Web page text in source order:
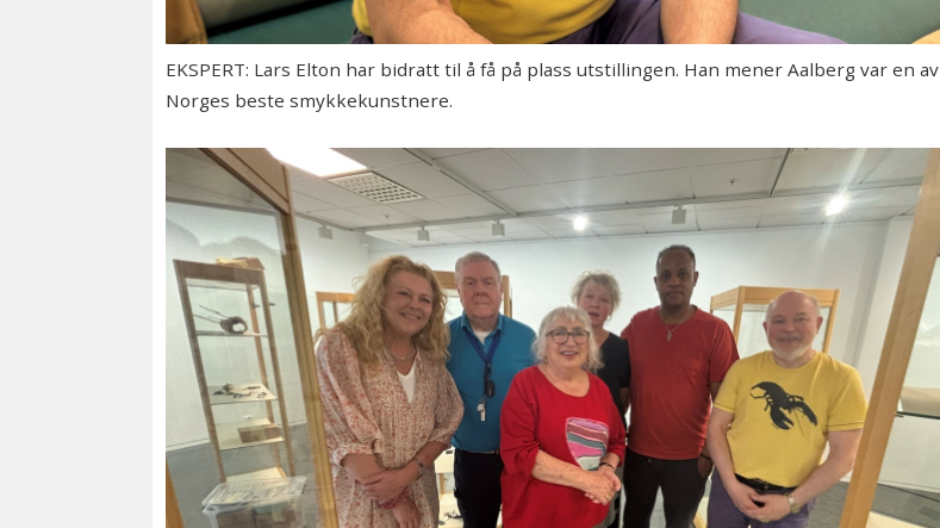
EKSPERT: Lars Elton har bidratt til å få på plass utstillingen. Han mener Aalberg var en av
Norges beste smykkekunstnere.